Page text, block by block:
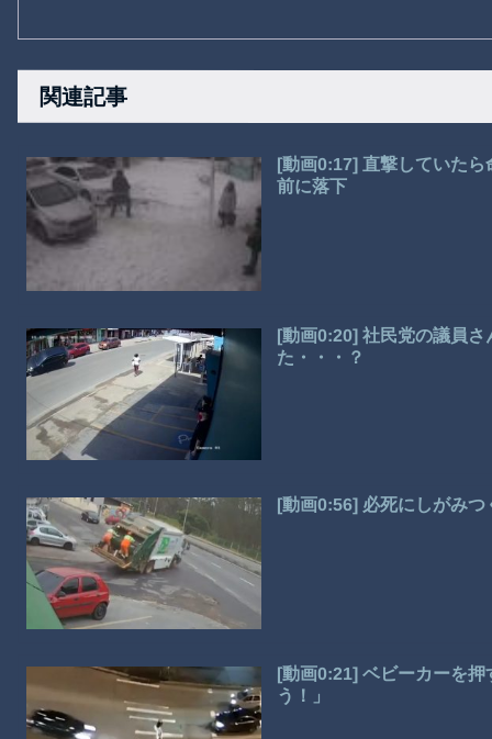
関連記事
[動画0:17] 直撃していた
前に落下
[動画0:20] 社民党の議員
た・・・？
[動画0:56] 必死にしがみ
[動画0:21] ベビーカーを
う！」